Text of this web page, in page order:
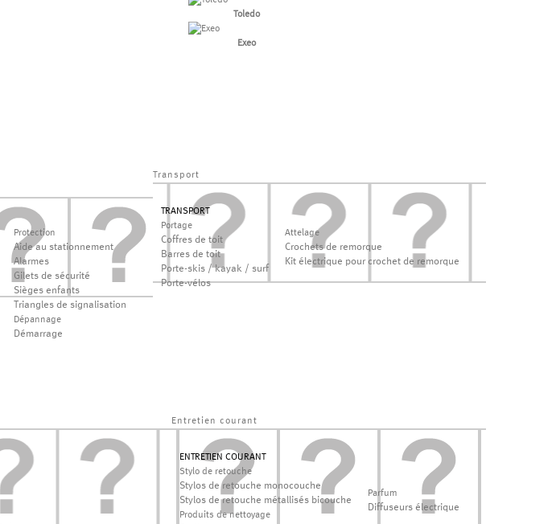
Toledo
Exeo
Transport
TRANSPORT
Portage
Coffres de toit
Barres de toit
Porte-skis / kayak / surf
Porte-vélos
Attelage
Crochets de remorque
Kit électrique pour crochet de remorque
Protection
Aide au stationnement
Alarmes
Gilets de sécurité
Sièges enfants
Triangles de signalisation
Dépannage
Démarrage
Entretien courant
ENTRETIEN COURANT
Stylo de retouche
Stylos de retouche monocouche
Stylos de retouche métallisés bicouche
Produits de nettoyage
Parfum
Diffuseurs électrique